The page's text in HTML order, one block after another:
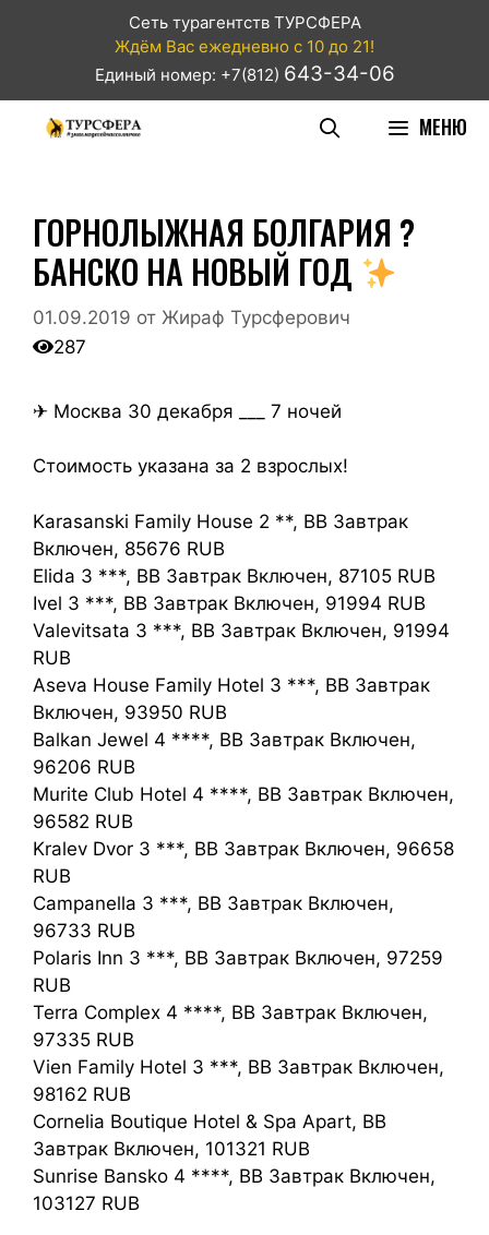
Сеть турагентств ТУРСФЕРА
Ждём Вас ежедневно с 10 до 21!
Единый номер: +7(812) 643-34-06
МЕНЮ
ГОРНОЛЫЖНАЯ БОЛГАРИЯ ?
БАНСКО НА НОВЫЙ ГОД
01.09.2019 от Жираф Турсферович
287
✈ Москва 30 декабря ___ 7 ночей
Стоимость указана за 2 взрослых!
Karasanski Family House 2 **, BB Завтрак
Включен, 85676 RUB
Elida 3 ***, BB Завтрак Включен, 87105 RUB
Ivel 3 ***, BB Завтрак Включен, 91994 RUB
Valevitsata 3 ***, BB Завтрак Включен, 91994
RUB
Aseva House Family Hotel 3 ***, BB Завтрак
Включен, 93950 RUB
Balkan Jewel 4 ****, BB Завтрак Включен,
96206 RUB
Murite Club Hotel 4 ****, BB Завтрак Включен,
96582 RUB
Kralev Dvor 3 ***, BB Завтрак Включен, 96658
RUB
Campanella 3 ***, BB Завтрак Включен,
96733 RUB
Polaris Inn 3 ***, BB Завтрак Включен, 97259
RUB
Terra Complex 4 ****, BB Завтрак Включен,
97335 RUB
Vien Family Hotel 3 ***, BB Завтрак Включен,
98162 RUB
Cornelia Boutique Hotel & Spa Apart, BB
Завтрак Включен, 101321 RUB
Sunrise Bansko 4 ****, BB Завтрак Включен,
103127 RUB